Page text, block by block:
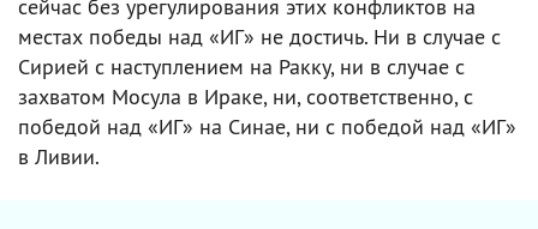
сейчас без урегулирования этих конфликтов на
местах победы над «ИГ» не достичь. Ни в случае с
Сирией с наступлением на Ракку, ни в случае с
захватом Мосула в Ираке, ни, соответственно, с
победой над «ИГ» на Синае, ни с победой над «ИГ»
в Ливии.